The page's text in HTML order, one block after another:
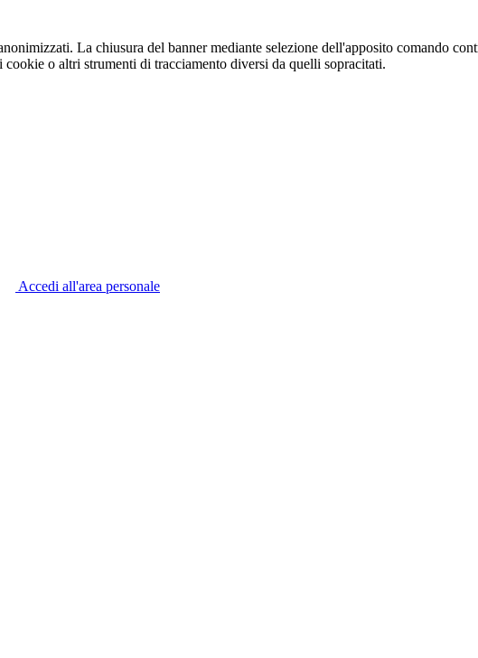
La chiusura del banner mediante selezione dell'apposito comando
o altri strumenti di tracciamento diversi da quelli sopracitati.
Accedi all'area personale